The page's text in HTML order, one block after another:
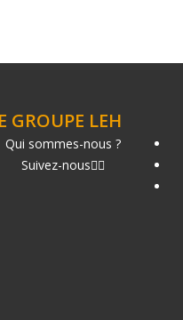
GROUPE LEH
Qui sommes-nous ?
Suivez-nous